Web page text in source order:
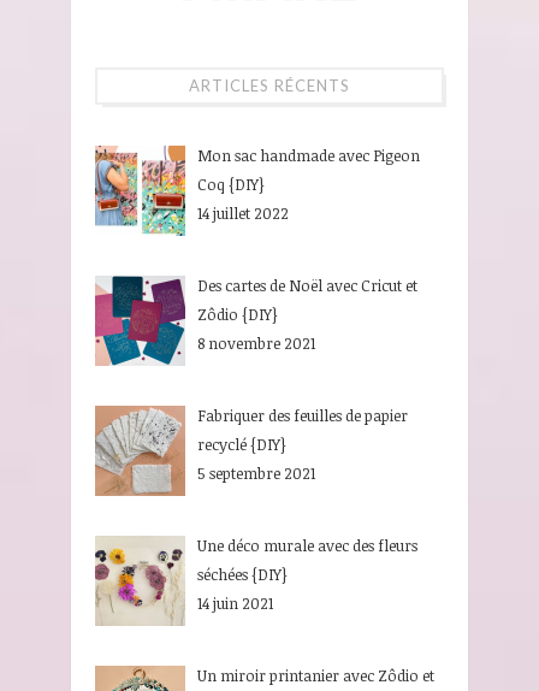
ARTICLES RÉCENTS
Mon sac handmade avec Pigeon
Coq {DIY}
14 juillet 2022
Des cartes de Noël avec Cricut et
Zôdio {DIY}
8 novembre 2021
Fabriquer des feuilles de papier
recyclé {DIY}
5 septembre 2021
Une déco murale avec des fleurs
séchées {DIY}
14 juin 2021
Un miroir printanier avec Zôdio et